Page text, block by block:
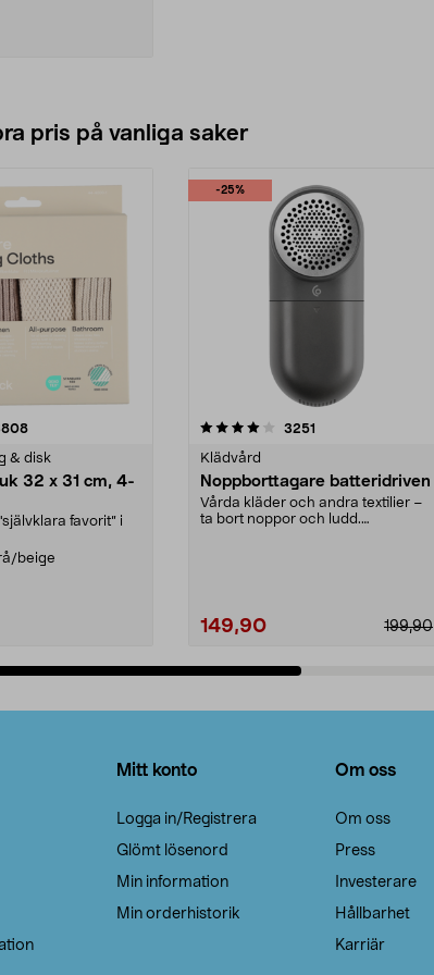
pris på vanliga saker
recensioner
& disk
32 x 31 cm, 4-
favorit” i
beige
-25%
5 stjärnor 3251
Klädvård
Noppborttagare batteridriven
Vårda kläder och andra textilier –
ta bort noppor och ludd.
199,90
149,90
4.5av 5 stjärnor
Mitt konto
Logga in/Registrera
Glömt lösenord
Min information
Min orderhistorik
Om oss
Om oss
Press
Investerare
Hållbarhet
Karriär